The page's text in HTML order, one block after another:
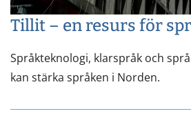
Tillit – en resurs för
Språkteknologi, klarspråk och
kan stärka språken i Norden.